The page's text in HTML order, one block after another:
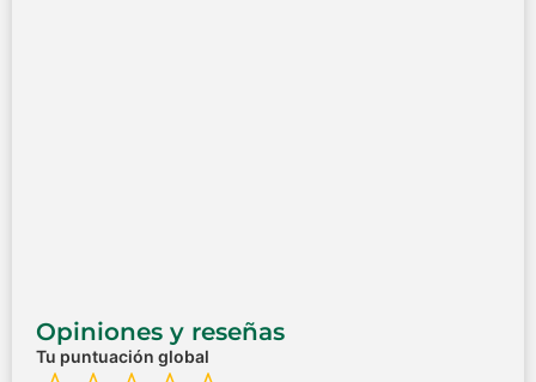
Opiniones y reseñas
Tu puntuación global